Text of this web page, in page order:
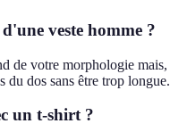
veste homme ?
de votre morphologie mais,
du dos sans être trop longue.
un t-shirt ?